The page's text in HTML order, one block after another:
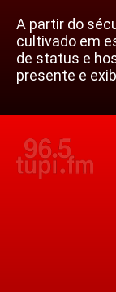
A partir do
cultivado em
de status e
presente e